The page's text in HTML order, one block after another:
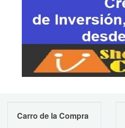
Carro de la Compra